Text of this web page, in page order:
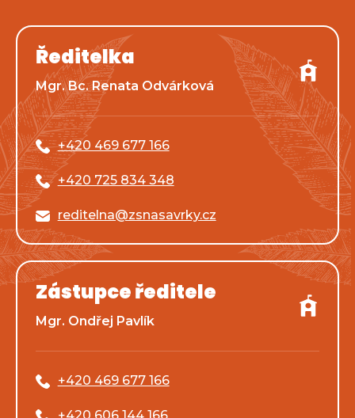
Ředitelka
Mgr. Bc. Renata Odvárková
+420 469 677 166
+420 725 834 348
reditelna@zsnasavrky.cz
Zástupce ředitele
Mgr. Ondřej Pavlík
+420 469 677 166